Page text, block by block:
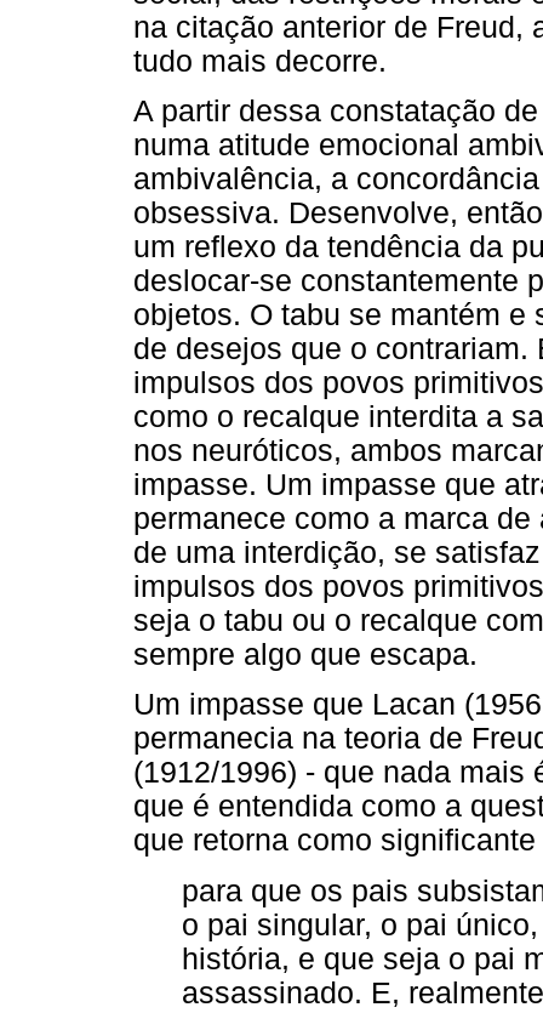
na citação anterior de Freud,
tudo mais decorre.
A partir dessa constatação
numa atitude emocional
ambivalência, a
obsessiva. Desenvolve,
um reflexo da tendência da
deslocar-se constantemente
objetos. O tabu se mantém
de desejos que o
impulsos dos povos
como o recalque interdita a
nos neuróticos, ambos
impasse. Um impasse que
permanece como a marca
de uma interdição, se
impulsos dos povos
seja o tabu ou o recalque
sempre algo que escapa.
Um impasse que Lacan
permanecia na teoria de
(1912/1996) - que nada mais
que é entendida como a
que retorna como
para que os pais
o pai singular, o pai
história, e que seja o pai
assassinado. E,